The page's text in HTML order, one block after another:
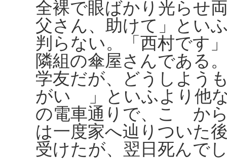
全裸で眼ばかり光らせ
父さん、助けて」とい
判らない。「西村です
隣組の傘屋さんである
学友だが、どうしよう
がいゝ」といふより他
の電車通りで、こゝか
は一度家へ辿りついた
受けたが、翌日死んで